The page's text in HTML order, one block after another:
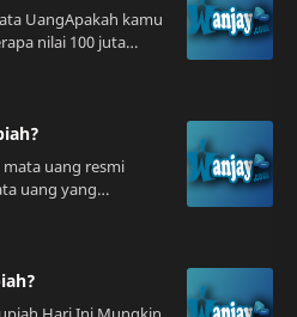
UangApakah kamu
nilai 100 juta
menjawab
mengetahui nilai
uang resmi
uang yang
memiliki nilai
rupiah. Artinya,